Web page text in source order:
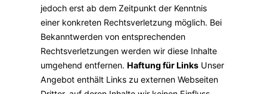
jedoch erst ab dem Zeitpunkt der Kenntnis
einer konkreten Rechtsverletzung möglich. Bei
Bekanntwerden von entsprechenden
Rechtsverletzungen werden wir diese Inhalte
umgehend entfernen. Haftung für Links Unser
Angebot enthält Links zu externen Webseiten